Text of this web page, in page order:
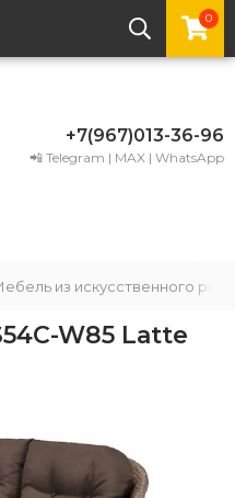
0
+7(967)013-36-96
📲 Telegram | MAX | WhatsApp
из искусственного
W85 Latte